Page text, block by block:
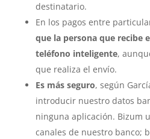
destinatario.
En los pagos entre
que la persona que recibe
teléfono inteligente,
que realiza el envío.
Es más seguro, según
introducir nuestro datos
ninguna aplicación. Bizum
canales de nuestro banco;